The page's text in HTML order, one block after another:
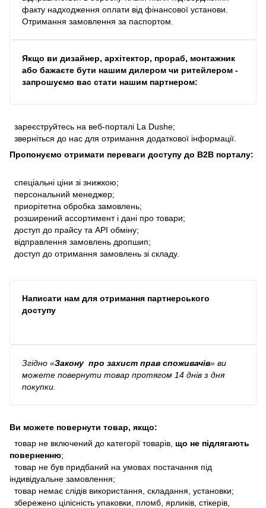
факту надходження оплати від фінансової установи.
Отримання замовлення за паспортом.
Якщо ви дизайнер, архітектор, прораб, монтажник
або бажаєте бути нашим дилером чи ритейлером -
запрошуємо вас стати нашим партнером:
зареєструйтесь на веб-порталі La Dushe;
зверніться до нас для отримання додаткової інформації.
Пропонуємо отримати переваги доступу до В2В порталу:
спеціальні ціни зі знижкою;
персональний менеджер;
приорітетна обробка замовлень;
розширений ассортимент і дані про товари;
доступ до прайсу та API обміну;
відправлення замовлень дропшип;
доступ до отримання замовлень зі складу.
Написати нам для отримання партнерського
доступу
Згідно «Закону про захист прав споживачів» ви
можете повернути товар протягом 14 днів з дня
покупки.
Ви можете повернути товар, якщо:
товар не включений до категорії товарів, що не підлягають
поверненню;
товар не був придбаний на умовах постачання під
індивідуальне замовлення;
товар немає слідів використання, складання, установки;
збережено цілісність упаковки, пломб, ярликів, стікерів,